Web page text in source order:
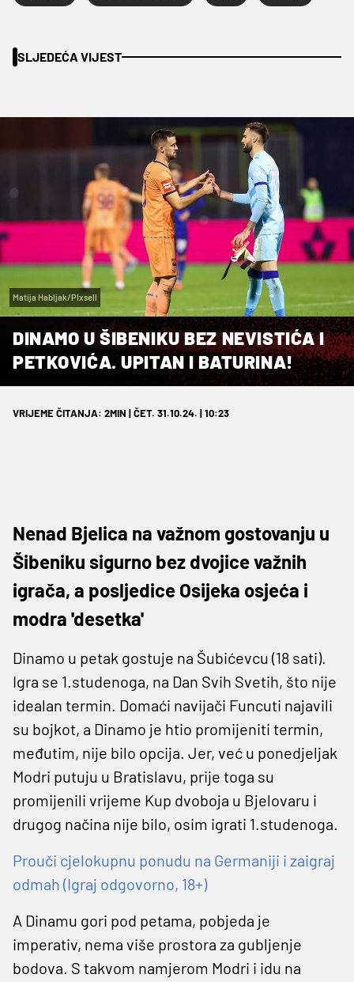
SLJEDEĆA VIJEST
Matija Habljak/PIxsell
DINAMO U ŠIBENIKU BEZ NEVISTIĆA I
PETKOVIĆA. UPITAN I BATURINA!
VRIJEME ČITANJA: 2MIN | ČET. 31.10.24. | 10:23
Nenad Bjelica na važnom gostovanju u
Šibeniku sigurno bez dvojice važnih
igrača, a posljedice Osijeka osjeća i
modra 'desetka'
Dinamo u petak gostuje na Šubićevcu (18 sati).
Igra se 1.studenoga, na Dan Svih Svetih, što nije
idealan termin. Domaći navijači Funcuti najavili
su bojkot, a Dinamo je htio promijeniti termin,
međutim, nije bilo opcija. Jer, već u ponedjeljak
Modri putuju u Bratislavu, prije toga su
promijenili vrijeme Kup dvoboja u Bjelovaru i
drugog načina nije bilo, osim igrati 1.studenoga.
Prouči cjelokupnu ponudu na Germaniji i zaigraj
odmah (Igraj odgovorno, 18+)
A Dinamu gori pod petama, pobjeda je
imperativ, nema više prostora za gubljenje
bodova. S takvom namjerom Modri i idu na